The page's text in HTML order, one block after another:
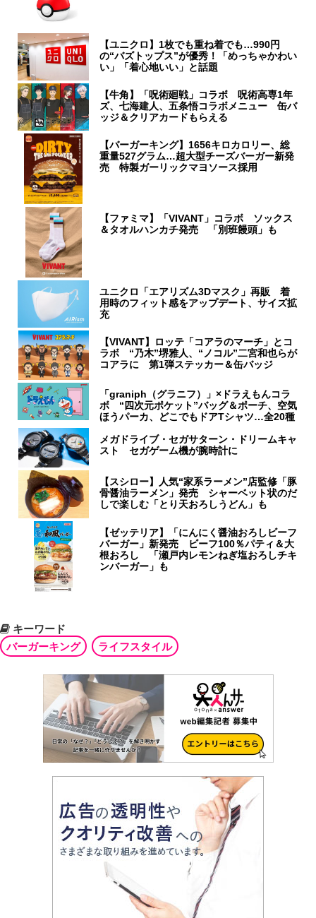
【ユニクロ】1枚でも重ね着でも…990円
の“バズトップス”が優秀！「めっちゃかわい
い」「着心地いい」と話題
【牛角】「呪術廻戦」コラボ 呪術高専1年
ズ、七海建人、五条悟コラボメニュー 缶バ
ッジ＆クリアカードもらえる
【バーガーキング】1656キロカロリー、総
重量527グラム…超大型チーズバーガー新発
売 特製ガーリックマヨソース採用
【ファミマ】「VIVANT」コラボ ソックス
＆タオルハンカチ発売 「別班饅頭」も
ユニクロ「エアリズム3Dマスク」再販 着
用時のフィット感をアップデート、サイズ拡
充
【VIVANT】ロッテ「コアラのマーチ」とコ
ラボ “乃木”堺雅人、“ノコル”二宮和也らが
コアラに 第1弾ステッカー＆缶バッジ
「graniph（グラニフ）」×ドラえもんコラ
ボ “四次元ポケット”バッグ＆ポーチ、空気
ほうパーカ、どこでもドアTシャツ…全20種
メガドライブ・セガサターン・ドリームキャ
スト セガゲーム機が腕時計に
【スシロー】人気“家系ラーメン”店監修「豚
骨醤油ラーメン」発売 シャーベット状のだ
しで楽しむ「とり天おろしうどん」も
【ゼッテリア】「にんにく醤油おろしビーフ
バーガー」新発売 ビーフ100％パティ＆大
根おろし 「瀬戸内レモンねぎ塩おろしチキ
ンバーガー」も
キーワード
バーガーキング
ライフスタイル